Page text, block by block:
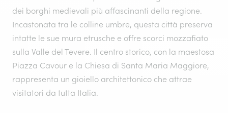
dei borghi medievali più affascinanti della regione.
Incastonata tra le colline umbre, questa città preserva
intatte le sue mura etrusche e offre scorci mozzafiato
sulla Valle del Tevere. Il centro storico, con la maestosa
Piazza Cavour e la Chiesa di Santa Maria Maggiore,
rappresenta un gioiello architettonico che attrae
visitatori da tutta Italia.